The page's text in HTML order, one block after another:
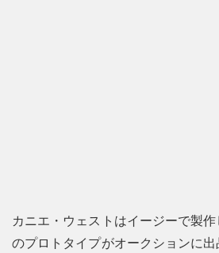
カニエ・ウェストはイージーで製
のプロトタイプがオークションに